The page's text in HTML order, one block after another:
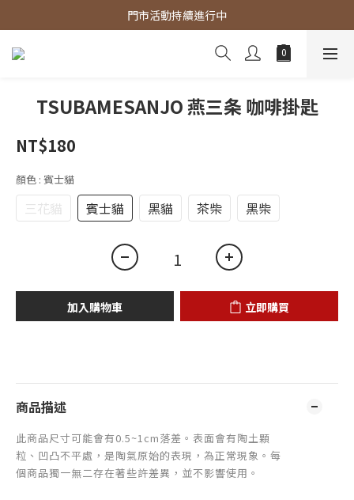
官網商品 全館滿3000 免運費
門市活動持續進行中
官網商品 全館滿3000 免運費
TSUBAMESANJO 燕三条 咖啡掛匙
NT$180
顏色 : 賓士貓
三花貓 賓士貓 黑貓 茶柴 黑柴
加入購物車 立即購買
商品描述
此商品尺寸可能會有0.5~1cm落差。表面會有陶土顆
粒、凹凸不平處，是陶氣原始的表現，為正常現象。 每
個商品獨一無二存在著些許差異，並不影響使用。